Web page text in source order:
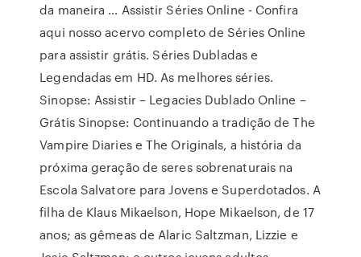
da maneira … Assistir Séries Online - Confira
aqui nosso acervo completo de Séries Online
para assistir grátis. Séries Dubladas e
Legendadas em HD. As melhores séries.
Sinopse: Assistir – Legacies Dublado Online –
Grátis Sinopse: Continuando a tradição de The
Vampire Diaries e The Originals, a história da
próxima geração de seres sobrenaturais na
Escola Salvatore para Jovens e Superdotados. A
filha de Klaus Mikaelson, Hope Mikaelson, de 17
anos; as gêmeas de Alaric Saltzman, Lizzie e